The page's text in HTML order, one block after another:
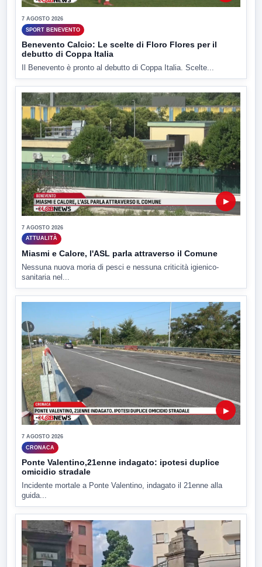
7 AGOSTO 2026
SPORT BENEVENTO
Benevento Calcio: Le scelte di Floro Flores per il
debutto di Coppa Italia
Il Benevento è pronto al debutto di Coppa Italia. Scelte...
▶
7 AGOSTO 2026
ATTUALITÀ
Miasmi e Calore, l'ASL parla attraverso il Comune
Nessuna nuova moria di pesci e nessuna criticità igienico-
sanitaria nel...
▶
7 AGOSTO 2026
CRONACA
Ponte Valentino,21enne indagato: ipotesi duplice
omicidio stradale
Incidente mortale a Ponte Valentino, indagato il 21enne alla
guida...